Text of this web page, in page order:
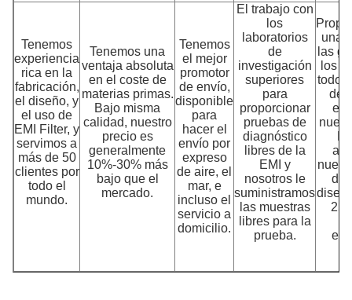
Tenemos
experiencia
rica en la
fabricación,
el diseño, y
el uso de
EMI Filter, y
servimos a
más de 50
clientes por
todo el
mundo.
Tenemos una
ventaja absoluta
en el coste de
materias primas.
Bajo misma
calidad, nuestro
precio es
generalmente
10%-30% más
bajo que el
mercado.
Tenemos
el mejor
promotor
de envío,
disponible
para
hacer el
envío por
expreso
de aire, el
mar, e
incluso el
servicio a
domicilio.
El trabajo con
los
laboratorios
de
investigación
superiores
para
proporcionar
pruebas de
diagnóstico
libres de la
EMI y
nosotros le
suministramos
las muestras
libres para la
prueba.
una
las
los
todos
de
del
25